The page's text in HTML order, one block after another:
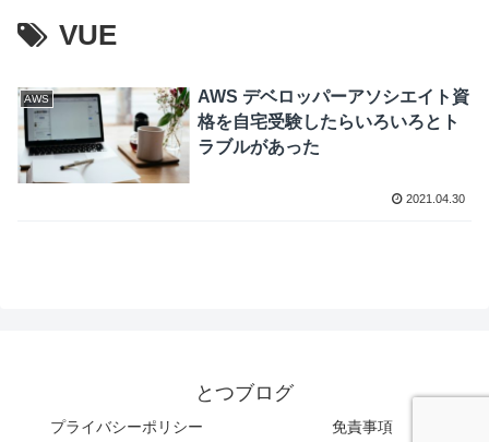
VUE
AWS
AWS デベロッパーアソシエイト資
格を自宅受験したらいろいろとト
ラブルがあった
2021.04.30
とつブログ
プライバシーポリシー 免責事項